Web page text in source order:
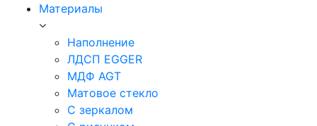
Материалы
Наполнение
ЛДСП EGGER
МДФ AGT
Матовое стекло
С зеркалом